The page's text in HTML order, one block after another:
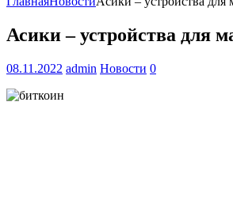
Асики – устройства для
08.11.2022 admin Новости 0